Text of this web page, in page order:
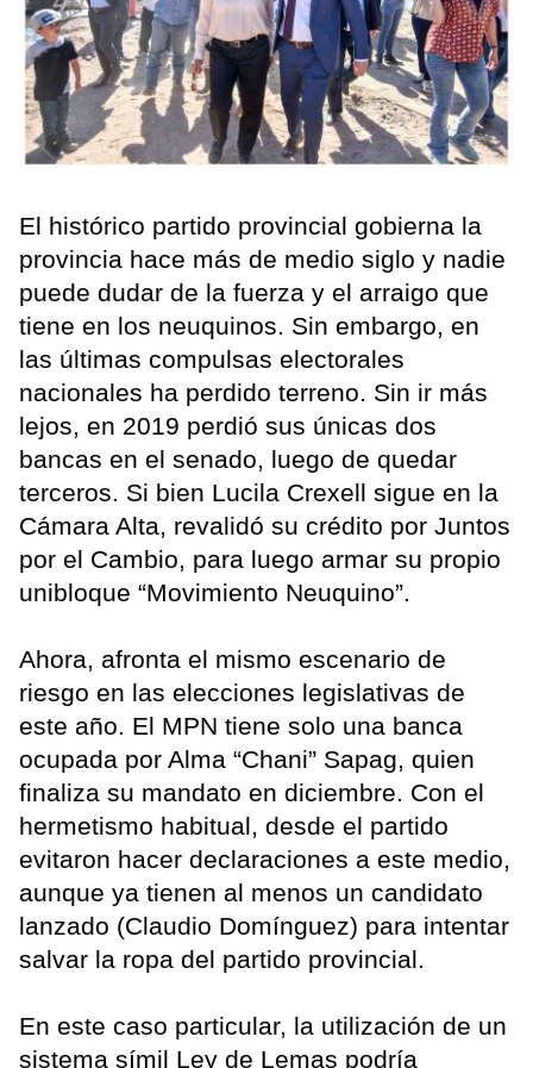
El histórico partido provincial gobierna la
provincia hace más de medio siglo y nadie
puede dudar de la fuerza y el arraigo que
tiene en los neuquinos. Sin embargo, en
las últimas compulsas electorales
nacionales ha perdido terreno. Sin ir más
lejos, en 2019 perdió sus únicas dos
bancas en el senado, luego de quedar
terceros. Si bien Lucila Crexell sigue en la
Cámara Alta, revalidó su crédito por Juntos
por el Cambio, para luego armar su propio
unibloque “Movimiento Neuquino”.
Ahora, afronta el mismo escenario de
riesgo en las elecciones legislativas de
este año. El MPN tiene solo una banca
ocupada por Alma “Chani” Sapag, quien
finaliza su mandato en diciembre. Con el
hermetismo habitual, desde el partido
evitaron hacer declaraciones a este medio,
aunque ya tienen al menos un candidato
lanzado (Claudio Domínguez) para intentar
salvar la ropa del partido provincial.
En este caso particular, la utilización de un
sistema símil Ley de Lemas podría